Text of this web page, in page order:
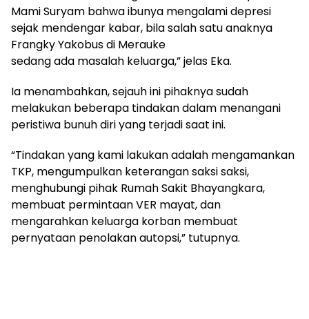
Mami Suryam bahwa ibunya mengalami depresi
sejak mendengar kabar, bila salah satu anaknya
Frangky Yakobus di Merauke
sedang ada masalah keluarga,” jelas Eka.
Ia menambahkan, sejauh ini pihaknya sudah
melakukan beberapa tindakan dalam menangani
peristiwa bunuh diri yang terjadi saat ini.
“Tindakan yang kami lakukan adalah mengamankan
TKP, mengumpulkan keterangan saksi saksi,
menghubungi pihak Rumah Sakit Bhayangkara,
membuat permintaan VER mayat, dan
mengarahkan keluarga korban membuat
pernyataan penolakan autopsi,” tutupnya.